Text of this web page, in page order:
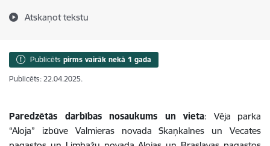
Atskaņot tekstu
Publicēts pirms vairāk nekā 1 gada
Publicēts: 22.04.2025.
Paredzētās darbības nosaukums un vieta: Vēja parka
“Aloja” izbūve Valmieras novada Skaņkalnes un Vecates